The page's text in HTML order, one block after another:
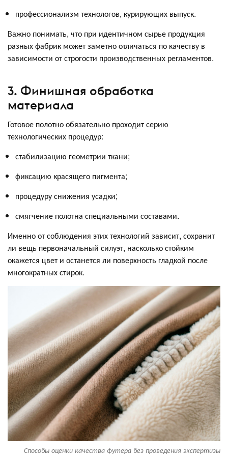
профессионализм технологов, курирующих выпуск.
Важно понимать, что при идентичном сырье продукция
разных фабрик может заметно отличаться по качеству в
зависимости от строгости производственных регламентов.
3. Финишная обработка
материала
Готовое полотно обязательно проходит серию
технологических процедур:
стабилизацию геометрии ткани;
фиксацию красящего пигмента;
процедуру снижения усадки;
смягчение полотна специальными составами.
Именно от соблюдения этих технологий зависит, сохранит
ли вещь первоначальный силуэт, насколько стойким
окажется цвет и останется ли поверхность гладкой после
многократных стирок.
Способы оценки качества футера без проведения экспертизы